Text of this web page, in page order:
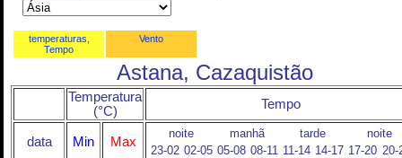
temperaturas,
Tempo
Vento
Astana, Cazaquistão
Temperatura
(°C)
Tempo
data Min Max
noite manhã tarde
noite
23-02 02-05 05-08 08-11 11-14 14-17 17-20 20-